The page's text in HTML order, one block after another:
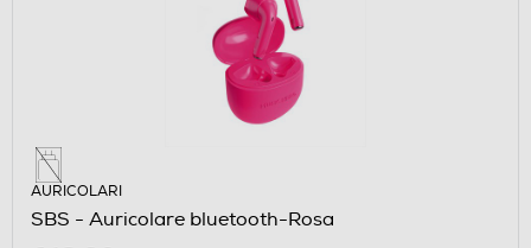
AURICOLARI
SBS - Auricolare bluetooth-Rosa